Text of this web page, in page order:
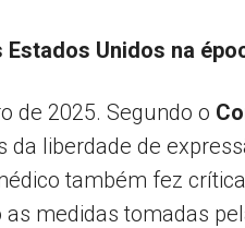
Unidos na
de 2025. Segundo o
liberdade de
também fez
medidas tomadas